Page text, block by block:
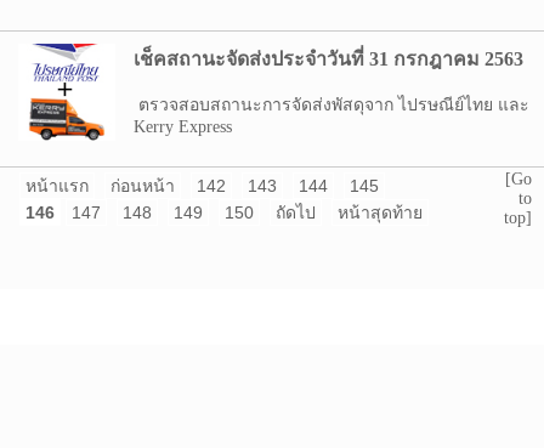
เช็คสถานะจัดส่งประจำวันที่ 31 กรกฎาคม 2563
ตรวจสอบสถานะการจัดส่งพัสดุจาก ไปรษณีย์ไทย และ
Kerry Express
หน้าแรก ก่อนหน้า 142 143 144
145
146
147 148 149 150 ถัดไป หน้าสุดท้าย
[Go
to
top]